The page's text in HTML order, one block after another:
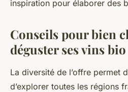
inspiration pour élaborer des
Conseils pour bien
déguster ses vins bio
La diversité de l’offre permet
d’explorer toutes les régions